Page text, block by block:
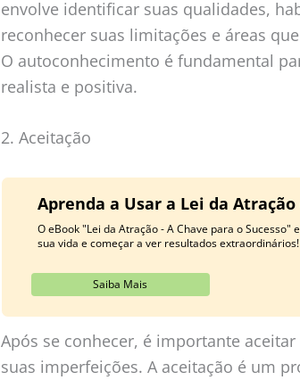
envolve identificar suas qualidades,
reconhecer suas limitações e áreas
O autoconhecimento é fundamental
realista e positiva.
2. Aceitação
Aprenda a Usar a Lei da Atração
O eBook "Lei da Atração - A Chave para o
sua vida e começar a ver resultados extraordinários!
Saiba Mais
Após se conhecer, é importante
suas imperfeições. A aceitação é um